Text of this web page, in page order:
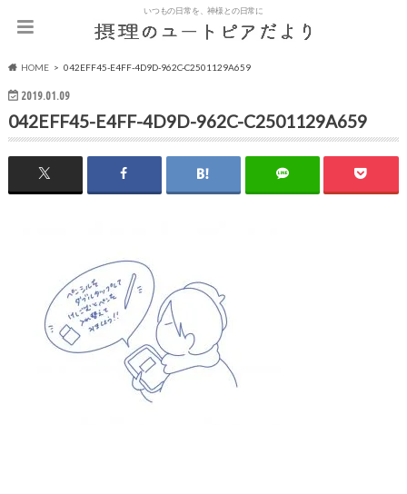
いつもの日常を、神様との日常に
HOME 042EFF45-E4FF-4D9D-962C-C2501129A659
2019.01.09
042EFF45-E4FF-4D9D-962C-C2501129A659